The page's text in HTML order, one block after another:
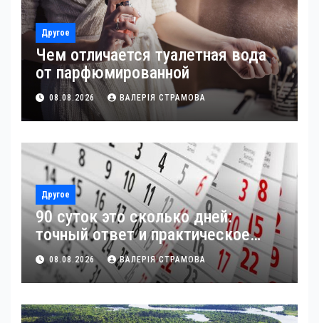
Другое
Чем отличается туалетная вода
от парфюмированной
08.08.2026 ВАЛЕРІЯ СТРАМОВА
Другое
90 суток это сколько дней:
точный ответ и практическое
применение
08.08.2026 ВАЛЕРІЯ СТРАМОВА